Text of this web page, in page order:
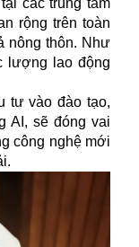
các trung tâm
rộng trên toàn
nông thôn. Như
lượng lao động
tư vào đào tạo,
AI, sẽ đóng vai
công nghệ mới